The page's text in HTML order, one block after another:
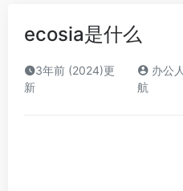
ecosia是什么
3年前 (2024)更
新
办公
航